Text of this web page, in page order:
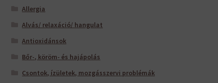
Allergia
Alvás/ relaxáció/ hangulat
Antioxidánsok
Bőr-, köröm- és hajápolás
Csontok, ízületek, mozgásszervi problémák